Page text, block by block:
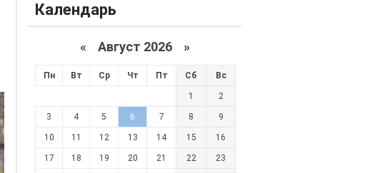
Календарь
« Август 2026 »
Пн Вт Ср Чт Пт Сб Вс
1 2
3 4 5 6 7 8 9
10 11 12 13 14 15 16
17 18 19 20 21 22 23